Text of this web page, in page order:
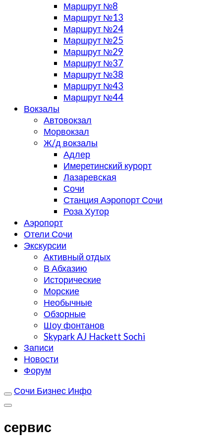
Маршрут №8
Маршрут №13
Маршрут №24
Маршрут №25
Маршрут №29
Маршрут №37
Маршрут №38
Маршрут №43
Маршрут №44
Вокзалы
Автовокзал
Морвокзал
Ж/д вокзалы
Адлер
Имеретинский курорт
Лазаревская
Сочи
Станция Аэропорт Сочи
Роза Хутор
Аэропорт
Отели Сочи
Экскурсии
Активный отдых
В Абхазию
Исторические
Морские
Необычные
Обзорные
Шоу фонтанов
Skypark AJ Hackett Sochi
Записи
Новости
Форум
Сочи Бизнес Инфо
сервис